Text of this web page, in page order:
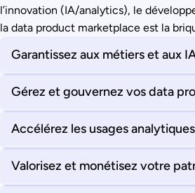
l’innovation (IA/analytics), le
la data product marketplace est la
Garantissez aux métiers et aux
Gérez et gouvernez vos data
Accélérez les usages
Valorisez et monétisez votre